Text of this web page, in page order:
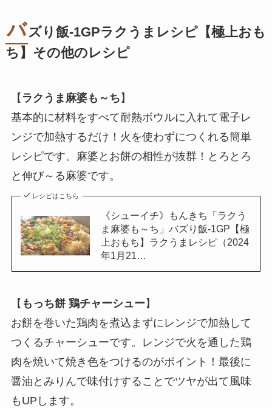
バ ズり飯-1GPラクうまレシピ【極上おも
ち】その他のレシピ
【 ラクうま麻婆も～ち 】
基本的に材料をすべて耐熱ボウルに入れて電子レ
ンジで加熱するだけ！火を使わずにつくれる簡単
レシピです。麻婆とお餅の相性が抜群！とろとろ
と伸び～る麻婆です。
レシピはこちら
《シューイチ》もんきち「ラクう
ま麻婆も～ち」バズり飯-1GP【極
上おもち】ラクうまレシピ（2024
年1月21…
【 もっち餅 鶏チャーシュー 】
お餅を巻いた鶏肉を煮込まずにレンジで加熱して
つくるチャーシューです。レンジで火を通した鶏
肉を焼いて焼き色をつけるのがポイント！最後に
醤油とみりんで味付けすることでツヤが出て風味
もUPします。